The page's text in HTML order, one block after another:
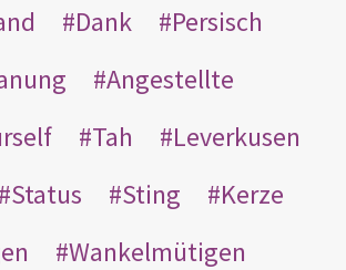
Dank
Persisch
Angestellte
Tah
Leverkusen
Status Sting
Kerze
Wankelmütigen